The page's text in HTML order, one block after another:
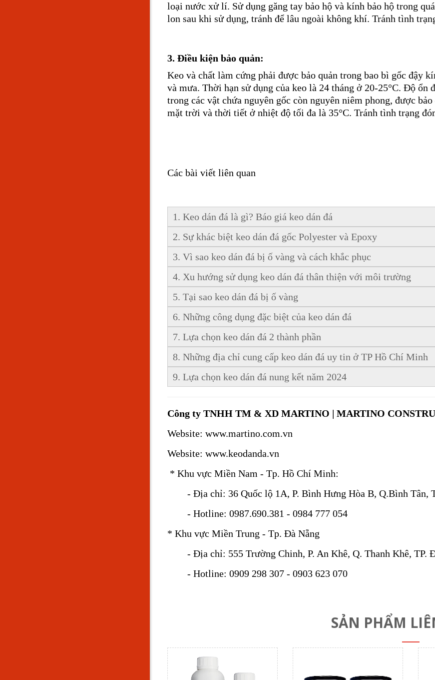
loại nước xử lí. Sử dụng găng tay bảo hộ và kính bảo hộ trong
lon sau khi sử dụng, tránh để lâu ngoài không khí. Tránh tình
3. Điều kiện bảo quản:
Keo và chất làm cứng phải được bảo quản trong bao bì gốc đậy
và mưa. Thời hạn sử dụng của keo là 24 tháng ở 20-25°C. Độ ổn
trong các vật chứa nguyên gốc còn nguyên niêm phong, được
mặt trời và thời tiết ở nhiệt độ tối đa là 35°C. Tránh tình trạng
Các bài viết liên quan
1. Keo dán đá là gì? Báo giá keo dán đá
2. Sự khác biệt keo dán đá gốc Polyester và Epoxy
3. Vì sao keo dán đá bị ố vàng và cách khắc phục
4. Xu hướng sử dụng keo dán đá thân thiện với môi trường
5. Tại sao keo dán đá bị ố vàng
6. Những công dụng đặc biệt của keo dán đá
7. Lựa chọn keo dán đá 2 thành phần
8. Những địa chỉ cung cấp keo dán đá uy tin ở TP Hồ Chí Minh
9. Lựa chọn keo dán đá nung kết năm 2024
Công ty TNHH TM & XD MARTINO | MARTINO
Website: www.martino.com.vn
Website: www.keodanda.vn
* Khu vực Miền Nam - Tp. Hồ Chí Minh:
- Địa chỉ: 36 Quốc lộ 1A, P. Bình Hưng Hòa B, Q.Bình Tân,
- Hotline: 0987.690.381 - 0984 777 054
* Khu vực Miền Trung - Tp. Đà Nẵng
- Địa chỉ: 555 Trường Chinh, P. An Khê, Q. Thanh Khê, TP.
- Hotline: 0909 298 307 - 0903 623 070
SẢN PHẨM